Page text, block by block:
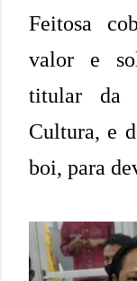
Feitosa
valor e
titular da
Cultura, e
boi, para